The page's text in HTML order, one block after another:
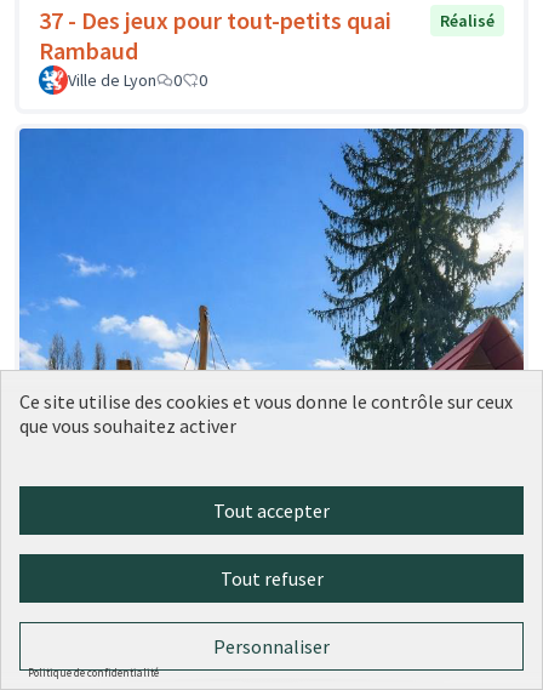
37 - Des jeux pour tout-petits quai
Rambaud
Réalisé
Ville de Lyon 0 0
Ce site utilise des cookies et vous donne le contrôle sur ceux
que vous souhaitez activer
Tout accepter
Tout refuser
Personnaliser
Politique de confidentialité